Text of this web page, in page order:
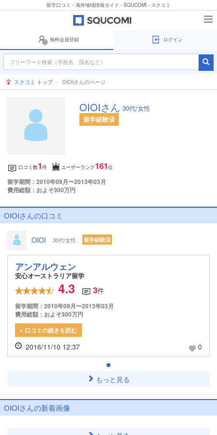
留学口コミ・海外地域情報ガイド - SQUCOMI - スクコミ
無料会員登録 ログイン
スクコミ トップ OIOIさんのページ
OIOIさん 30代/女性
留学経験済
口コミ数1件 ユーザーランク 161位
留学期間：2010年09月〜2013年03月
費用総額：およそ300万円
OIOIさんの口コミ
OIOI 30代/女性 留学経験済
アンアルウェン
安心オーストラリア留学
4.3 3件
留学期間：2010年09月〜2013年03月
費用総額：およそ300万円
» 口コミの続きを読む
2016/11/10 12:37 0
もっと見る
OIOIさんの新着画像